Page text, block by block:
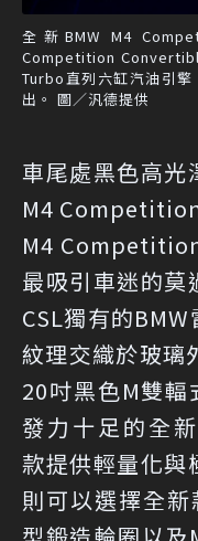
全新BMW M4
Competition
Turbo直列六缸汽油引
出。 圖／汎德提供
車尾處黑色高光
M4
M4
最吸引車迷的莫
CSL獨有的
紋理交織於玻璃
20吋黑色M雙輻
發力十足的全
款提供輕量化與
則可以選擇全